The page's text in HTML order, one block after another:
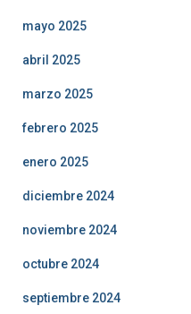
mayo 2025
abril 2025
marzo 2025
febrero 2025
enero 2025
diciembre 2024
noviembre 2024
octubre 2024
septiembre 2024